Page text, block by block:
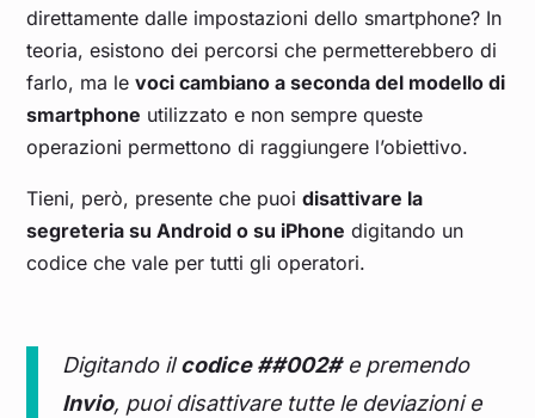
direttamente dalle impostazioni dello smartphone? In
teoria, esistono dei percorsi che permetterebbero di
farlo, ma levoci cambiano a seconda del modello di
smartphone utilizzato e non sempre queste
operazioni permettono di raggiungere l’obiettivo.
Tieni, però, presente che puoidisattivare la
segreteria su Android o su iPhone digitando un
codice che vale per tutti gli operatori.
Digitando ilcodice ##002#e premendo
Invio, puoi disattivare tutte le deviazioni e